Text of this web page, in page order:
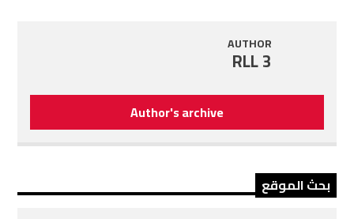
AUTHOR
RLL 3
Author's archive
بحث الموقع